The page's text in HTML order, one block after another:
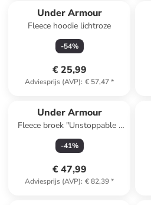
Under Armour
Fleece hoodie lichtroze
-54%
€ 25,99
Adviesprijs (AVP): € 57,47*
Under Armour
Fleece broek "Unstoppable "
zwart
-41%
€ 47,99
Adviesprijs (AVP): € 82,39*